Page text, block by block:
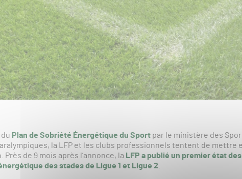
Plan de Sobriété Énergétique du Sport par le ministère des
la LFP et les clubs professionnels tentent de mettre
Près de 9 mois après l’annonce, la LFP a publié un premier état
des stades de Ligue 1 et Ligue 2.